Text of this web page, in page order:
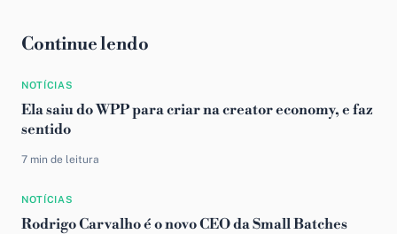
Continue lendo
NOTÍCIAS
Ela saiu do WPP para criar na creator economy, e faz
sentido
7 min de leitura
NOTÍCIAS
Rodrigo Carvalho é o novo CEO da Small Batches